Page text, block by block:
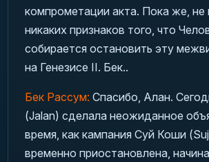
компрометации акта. Пока же, не
никаких признаков того, что
собирается остановить эту
на Генезисе II. Бек..
Бек Рассум: Спасибо, Алан.
(Jalan) сделала неожиданное
время, как кампания Суй Коши
временно приостановлена,